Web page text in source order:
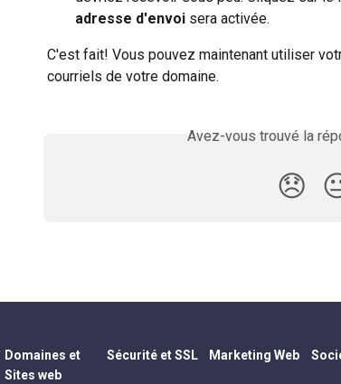
adresse d'envoi sera activée.
C'est fait! Vous pouvez maintenant utiliser
courriels de votre domaine.
Avez-vous trouvé la
😞
Domaines et
Sites web
Sécurité et SSL Marketing Web